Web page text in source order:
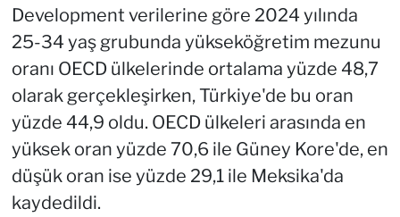
Development verilerine göre 2024 yılında
25-34 yaş grubunda yükseköğretim mezunu
oranı OECD ülkelerinde ortalama yüzde 48,7
olarak gerçekleşirken, Türkiye'de bu oran
yüzde 44,9 oldu. OECD ülkeleri arasında en
yüksek oran yüzde 70,6 ile Güney Kore'de, en
düşük oran ise yüzde 29,1 ile Meksika'da
kaydedildi.